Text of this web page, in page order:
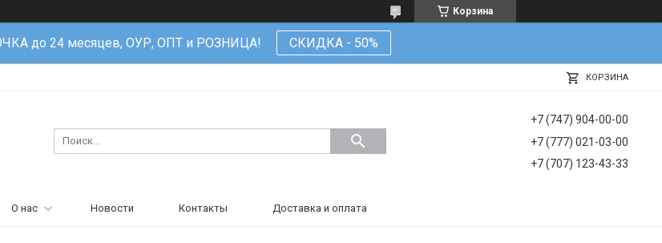
Корзина
до 24 месяцев, ОУР, ОПТ и РОЗНИЦА! СКИДКА - 50%
КОРЗИНА
+7 (747) 904-00-00
+7 (777) 021-03-00
+7 (707) 123-43-33
О нас Новости Контакты Доставка и оплата